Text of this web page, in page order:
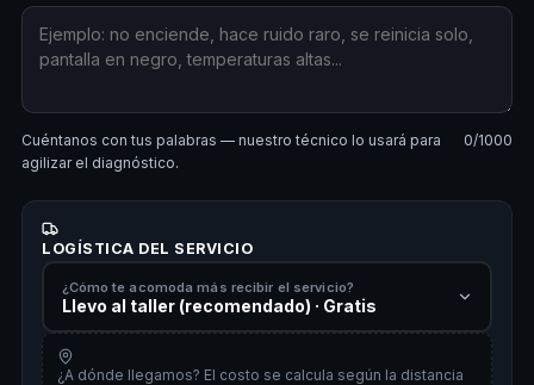
Cuéntanos con tus palabras — nuestro técnico lo usará para
agilizar el diagnóstico.
0/1000
LOGÍSTICA DEL SERVICIO
¿Cómo te acomoda más recibir el servicio?
Llevo al taller (recomendado) · Gratis
¿A dónde llegamos? El costo se calcula según la distancia